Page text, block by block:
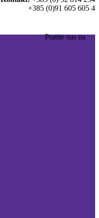
+385 (0)91 605 605 4
Pratite nas na